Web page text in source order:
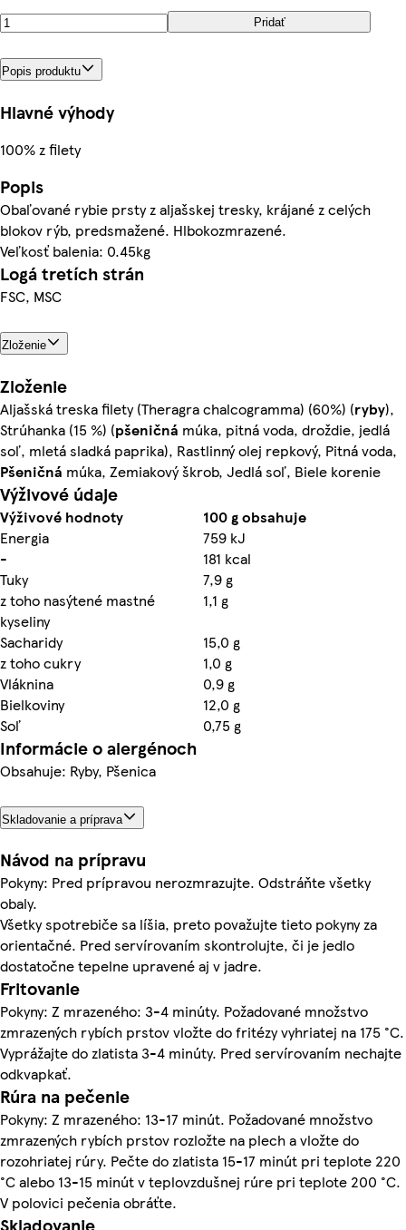
Pridať
Popis produktu
Hlavné výhody
100% z filety
Popis
Obaľované rybie prsty z aljašskej tresky, krájané z celých
blokov rýb, predsmažené. Hlbokozmrazené.
Veľkosť balenia: 0.45kg
Logá tretích strán
FSC, MSC
Zloženie
Zloženie
Aljašská treska filety (Theragra chalcogramma) (60%) (ryby),
Strúhanka (15 %) (pšeničná múka, pitná voda, droždie, jedlá
soľ, mletá sladká paprika), Rastlinný olej repkový, Pitná voda,
Pšeničná múka, Zemiakový škrob, Jedlá soľ, Biele korenie
Výživové údaje
Výživové hodnoty
100 g obsahuje
Energia
759 kJ
-
181 kcal
Tuky
7,9 g
z toho nasýtené mastné
kyseliny
1,1 g
Sacharidy
15,0 g
z toho cukry
1,0 g
Vláknina
0,9 g
Bielkoviny
12,0 g
Soľ
0,75 g
Informácie o alergénoch
Obsahuje: Ryby, Pšenica
Skladovanie a príprava
Návod na prípravu
Pokyny: Pred prípravou nerozmrazujte. Odstráňte všetky
obaly.
Všetky spotrebiče sa líšia, preto považujte tieto pokyny za
orientačné. Pred servírovaním skontrolujte, či je jedlo
dostatočne tepelne upravené aj v jadre.
Fritovanie
Pokyny: Z mrazeného: 3-4 minúty. Požadované množstvo
zmrazených rybích prstov vložte do fritézy vyhriatej na 175 °C.
Vyprážajte do zlatista 3-4 minúty. Pred servírovaním nechajte
odkvapkať.
Rúra na pečenie
Pokyny: Z mrazeného: 13-17 minút. Požadované množstvo
zmrazených rybích prstov rozložte na plech a vložte do
rozohriatej rúry. Pečte do zlatista 15-17 minút pri teplote 220
°C alebo 13-15 minút v teplovzdušnej rúre pri teplote 200 °C.
V polovici pečenia obráťte.